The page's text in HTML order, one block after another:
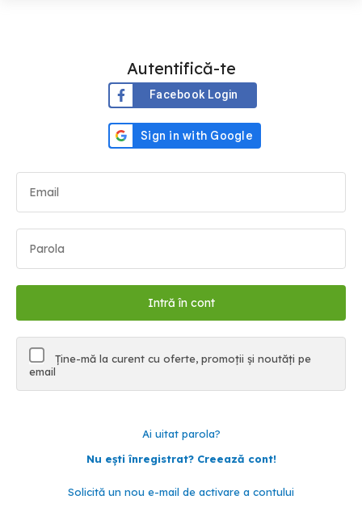
Autentifică-te
Facebook Login
Ține-mă la curent cu oferte, promoții și noutăți pe
email
Ai uitat parola?
Nu ești înregistrat? Creează cont!
Solicită un nou e-mail de activare a contului